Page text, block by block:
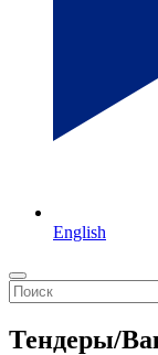
English
Тендеры/